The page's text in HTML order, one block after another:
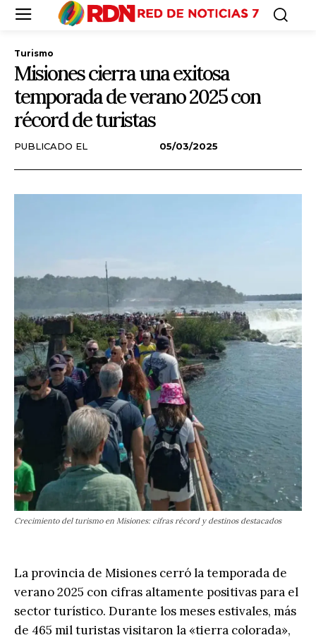
Turismo
Misiones cierra una exitosa
temporada de verano 2025 con
récord de turistas
PUBLICADO EL 05/03/2025
Crecimiento del turismo en Misiones: cifras récord y destinos destacados
La provincia de Misiones cerró la temporada de
verano 2025 con cifras altamente positivas para el
sector turístico. Durante los meses estivales, más
de 465 mil turistas visitaron la «tierra colorada»,